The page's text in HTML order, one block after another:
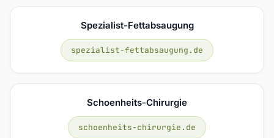
Spezialist-Fettabsaugung
spezialist-fettabsaugung.de
Schoenheits-Chirurgie
schoenheits-chirurgie.de